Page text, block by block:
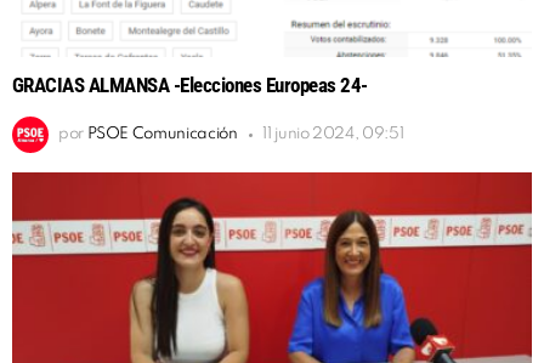
GRACIAS ALMANSA -Elecciones Europeas 24-
por PSOE Comunicación 11 junio 2024, 09:51